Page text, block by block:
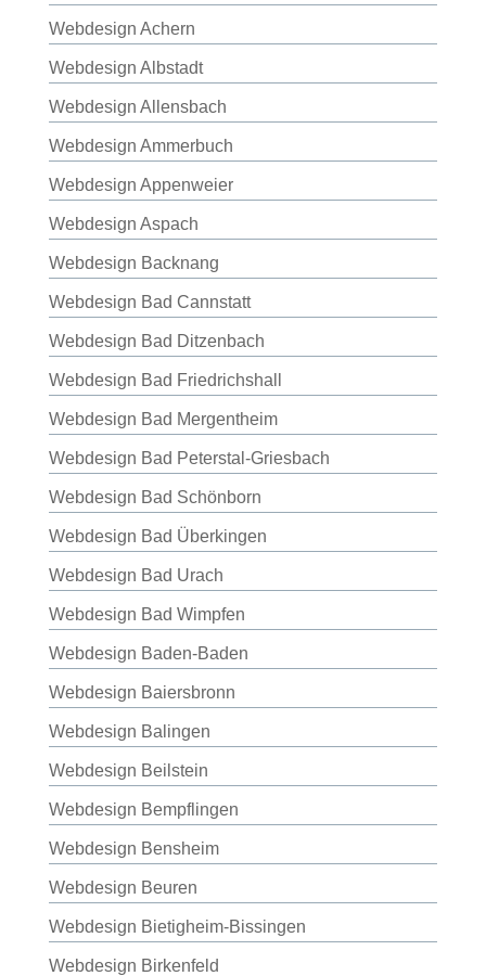
Webdesign Achern
Webdesign Albstadt
Webdesign Allensbach
Webdesign Ammerbuch
Webdesign Appenweier
Webdesign Aspach
Webdesign Backnang
Webdesign Bad Cannstatt
Webdesign Bad Ditzenbach
Webdesign Bad Friedrichshall
Webdesign Bad Mergentheim
Webdesign Bad Peterstal-Griesbach
Webdesign Bad Schönborn
Webdesign Bad Überkingen
Webdesign Bad Urach
Webdesign Bad Wimpfen
Webdesign Baden-Baden
Webdesign Baiersbronn
Webdesign Balingen
Webdesign Beilstein
Webdesign Bempflingen
Webdesign Bensheim
Webdesign Beuren
Webdesign Bietigheim-Bissingen
Webdesign Birkenfeld